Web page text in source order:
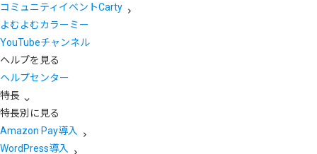
コミュニティイベントCarty
よむよむカラーミー
YouTubeチャンネル
ヘルプを見る
ヘルプセンター
特長
特長別に見る
Amazon Pay導入
WordPress導入